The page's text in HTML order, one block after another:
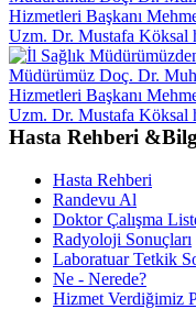
Hasta Rehberi
Hasta Rehberi
Randevu Al
Doktor Çalışma
Radyoloji Sonuçları
Laboratuar Tetkik
Ne - Nerede?
Hizmet Verdiğimiz